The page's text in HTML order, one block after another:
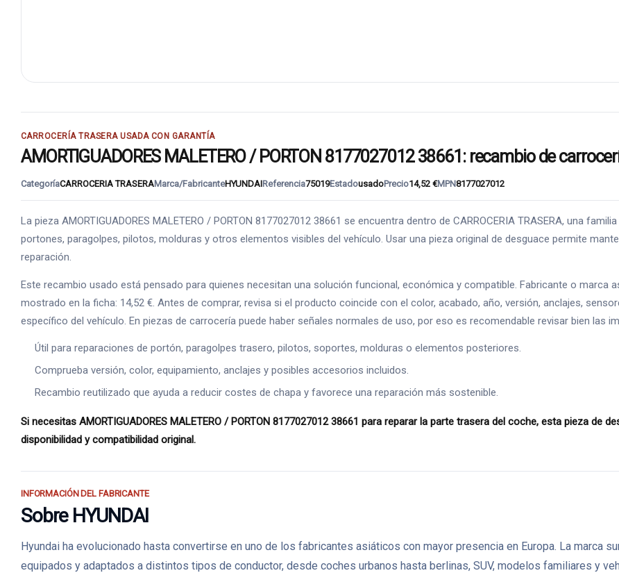
CARROCERÍA TRASERA USADA CON GARANTÍA
AMORTIGUADORES MALETERO / PORTON 8177027012 38661: recambio de
CategoríaCARROCERIA TRASERAMarca/FabricanteHYUNDAIReferencia75019EstadousadoPrecio14,52 €MPN8177027012
La pieza AMORTIGUADORES MALETERO / PORTON 8177027012 38661 se encuentra dentro de CARROCERIA TRASERA, una
portones, paragolpes, pilotos, molduras y otros elementos visibles del vehículo. Usar una pieza original de desguace permite
reparación.
Este recambio usado está pensado para quienes necesitan una solución funcional, económica y compatible. Fabricante o marca
mostrado en la ficha: 14,52 €. Antes de comprar, revisa si el producto coincide con el color, acabado, año, versión, anclajes,
específico del vehículo. En piezas de carrocería puede haber señales normales de uso, por eso es recomendable revisar bien las
Útil para reparaciones de portón, paragolpes trasero, pilotos, soportes, molduras o elementos posteriores.
Comprueba versión, color, equipamiento, anclajes y posibles accesorios incluidos.
Recambio reutilizado que ayuda a reducir costes de chapa y favorece una reparación más sostenible.
Si necesitas AMORTIGUADORES MALETERO / PORTON 8177027012 38661 para reparar la parte trasera del coche, esta pieza de
disponibilidad y compatibilidad original.
INFORMACIÓN DEL FABRICANTE
Sobre HYUNDAI
Hyundai ha evolucionado hasta convertirse en uno de los fabricantes asiáticos con mayor presencia en Europa. La marca
equipados y adaptados a distintos tipos de conductor, desde coches urbanos hasta berlinas, SUV, modelos familiares y